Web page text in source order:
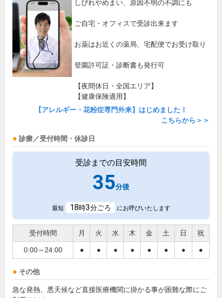
しびれやめまい、原因不明の不調にも
ご自宅・オフィスで受診出来ます
お薬はお近くの薬局、宅配便でお受け取り
登園許可証・診断書も発行可
【夜間休日・全国エリア】
【健康保険適用】
【アレルギー・花粉症専門外来】はじめました！
こちらから＞＞
診療／受付時間・休診日
受診までの目安時間
35分後
最短 18時3分ごろ にお呼びいたします
受付時間 月 火 水 木 金 土 日 祝
0:00～24:00 ● ● ● ● ● ● ● ●
その他
急な発熱、悪天候など直接医療機関に掛かる事が困難な際にご